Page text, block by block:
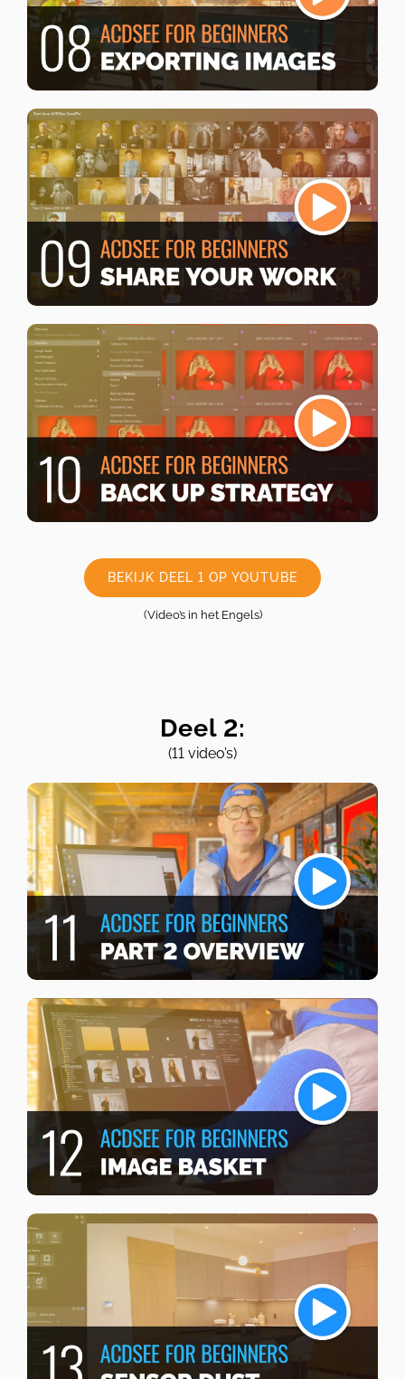
BEKIJK DEEL 1 OP YOUTUBE
(Video’s in het Engels)
Deel 2:
(11 video’s)